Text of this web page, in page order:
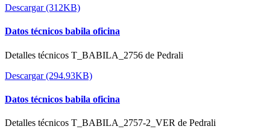
Descargar (312KB)
Datos técnicos babila oficina
Detalles técnicos T_BABILA_2756 de Pedrali
Descargar (294.93KB)
Datos técnicos babila oficina
Detalles técnicos T_BABILA_2757-2_VER de Pedrali